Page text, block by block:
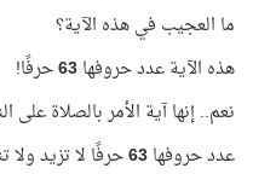
ما العجيب في هذه الآية؟
هذه الآية عدد حروفها63حرفًا!
نعم.. إنها آية الأمر بالصلاة
عدد حروفها63حرفًا لا تزيد